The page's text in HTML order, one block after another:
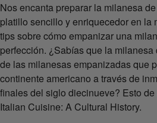
Nos encanta preparar la milanesa
platillo sencillo y enriquecedor en la
tips sobre cómo empanizar una
perfección. ¿Sabías que la
de las milanesas empanizadas que
continente americano a través de
finales del siglo diecinueve? Esto
Italian Cuisine: A Cultural History.